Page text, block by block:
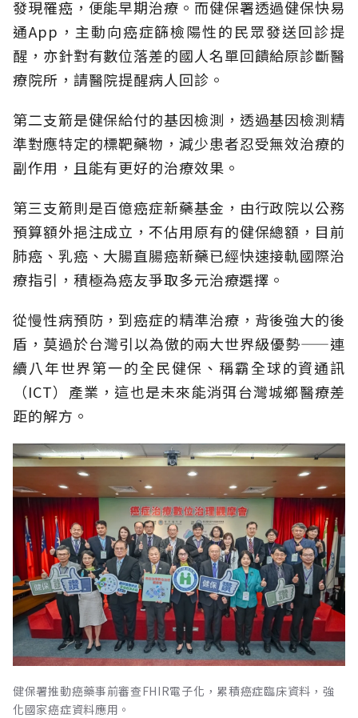
發現罹癌，便能早期治療。而健保署透過健保快易
通App，主動向癌症篩檢陽性的民眾發送回診提
醒，亦針對有數位落差的國人名單回饋給原診斷醫
療院所，請醫院提醒病人回診。
第二支箭是健保給付的基因檢測，透過基因檢測精
準對應特定的標靶藥物，減少患者忍受無效治療的
副作用，且能有更好的治療效果。
第三支箭則是百億癌症新藥基金，由行政院以公務
預算額外挹注成立，不佔用原有的健保總額，目前
肺癌、乳癌、大腸直腸癌新藥已經快速接軌國際治
療指引，積極為癌友爭取多元治療選擇。
從慢性病預防，到癌症的精準治療，背後強大的後
盾，莫過於台灣引以為傲的兩大世界級優勢——連
續八年世界第一的全民健保、稱霸全球的資通訊
（ICT）產業，這也是未來能消弭台灣城鄉醫療差
距的解方。
健保署推動癌藥事前審查FHIR電子化，累積癌症臨床資料，強
化國家癌症資料應用。